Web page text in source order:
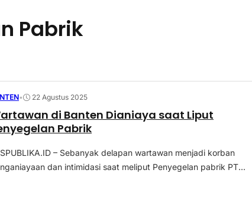
Pabrik
• 22 Agustus 2025
di Banten Dianiaya saat Liput
Pabrik
– Sebanyak delapan wartawan menjadi korban
dan intimidasi saat meliput Penyegelan pabrik PT...